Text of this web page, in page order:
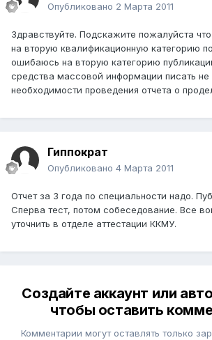
Опубликовано 2 Марта 2011
Здравствуйте. Подскажите пожалуйста
на вторую квалификационную категорию
ошибаюсь на вторую категорию
средства массовой информации писать не
необходимости проведения отчета о
Гиппократ
Опубликовано 4 Марта 2011
Отчет за 3 года по специальности надо.
Сперва тест, потом собеседование. Все
уточнить в отделе аттестации ККМУ.
Создайте аккаунт или
чтобы оставить
Комментарии могут оставлять только